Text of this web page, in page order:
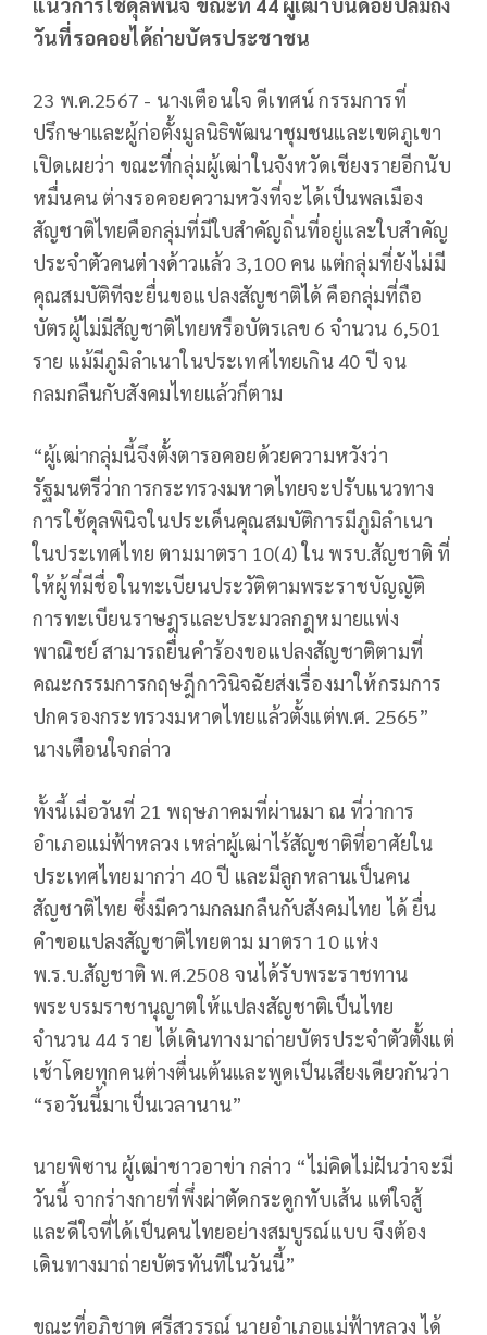
แนวการใช้ดุลพินิจ ขณะที่ 44 ผู้เฒ่าบนดอยปลื้มถึง
วันที่รอคอยได้ถ่ายบัตรประชาชน
23 พ.ค.2567 - นางเตือนใจ ดีเทศน์ กรรมการที่
ปรึกษาและผู้ก่อตั้งมูลนิธิพัฒนาชุมชนและเขตภูเขา
เปิดเผยว่า ขณะที่กลุ่มผู้เฒ่าในจังหวัดเชียงรายอีกนับ
หมื่นคน ต่างรอคอยความหวังที่จะได้เป็นพลเมือง
สัญชาติไทยคือกลุ่มที่มีใบสำคัญถิ่นที่อยู่และใบสำคัญ
ประจำตัวคนต่างด้าวแล้ว 3,100 คน แต่กลุ่มที่ยังไม่มี
คุณสมบัติทีจะยื่นขอแปลงสัญชาติได้ คือกลุ่มที่ถือ
บัตรผู้ไม่มีสัญชาติไทยหรือบัตรเลข 6 จำนวน 6,501
ราย แม้มีภูมิลำเนาในประเทศไทยเกิน 40 ปี จน
กลมกลืนกับสังคมไทยแล้วก็ตาม
“ผู้เฒ่ากลุ่มนี้จึงตั้งตารอคอยด้วยความหวังว่า
รัฐมนตรีว่าการกระทรวงมหาดไทยจะปรับแนวทาง
การใช้ดุลพินิจในประเด็นคุณสมบัติการมีภูมิลำเนา
ในประเทศไทย ตามมาตรา 10(4) ใน พรบ.สัญชาติ ที่
ให้ผู้ที่มีชื่อในทะเบียนประวัติตามพระราชบัญญัติ
การทะเบียนราษฎรและประมวลกฎหมายแพ่ง
พาณิชย์ สามารถยื่นคำร้องขอแปลงสัญชาติตามที่
คณะกรรมการกฤษฎีกาวินิจฉัยส่งเรื่องมาให้กรมการ
ปกครองกระทรวงมหาดไทยแล้วตั้งแต่พ.ศ. 2565”
นางเตือนใจกล่าว
ทั้งนี้เมื่อวันที่ 21 พฤษภาคมที่ผ่านมา ณ ที่ว่าการ
อำเภอแม่ฟ้าหลวง เหล่าผู้เฒ่าไร้สัญชาติที่อาศัยใน
ประเทศไทยมากว่า 40 ปี และมีลูกหลานเป็นคน
สัญชาติไทย ซึ่งมีความกลมกลืนกับสังคมไทย ได้ ยื่น
คำขอแปลงสัญชาติไทยตาม มาตรา 10 แห่ง
พ.ร.บ.สัญชาติ พ.ศ.2508 จนได้รับพระราชทาน
พระบรมราชานุญาตให้แปลงสัญชาติเป็นไทย
จำนวน 44 ราย ได้เดินทางมาถ่ายบัตรประจำตัวตั้งแต่
เช้าโดยทุกคนต่างตื่นเต้นและพูดเป็นเสียงเดียวกันว่า
“รอวันนี้มาเป็นเวลานาน”
นายพิซาน ผู้เฒ่าชาวอาข่า กล่าว “ไม่คิดไม่ฝันว่าจะมี
วันนี้ จากร่างกายที่พึ่งผ่าตัดกระดูกทับเส้น แต่ใจสู้
และดีใจที่ได้เป็นคนไทยอย่างสมบูรณ์แบบ จึงต้อง
เดินทางมาถ่ายบัตรทันทีในวันนี้”
ขณะที่อภิชาต ศรีสุวรรณ์ นายอำเภอแม่ฟ้าหลวง ได้